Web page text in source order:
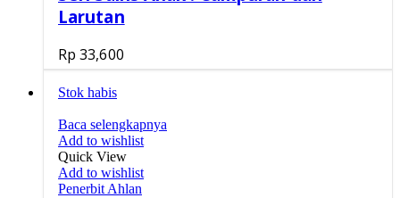
Larutan
Rp 33,600
Stok habis
Baca selengkapnya
Add to wishlist
Quick View
Add to wishlist
Penerbit Ahlan